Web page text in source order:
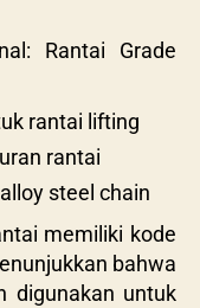
Rantai Grade
rantai lifting
rantai
steel chain
memiliki kode
bahwa
digunakan untuk